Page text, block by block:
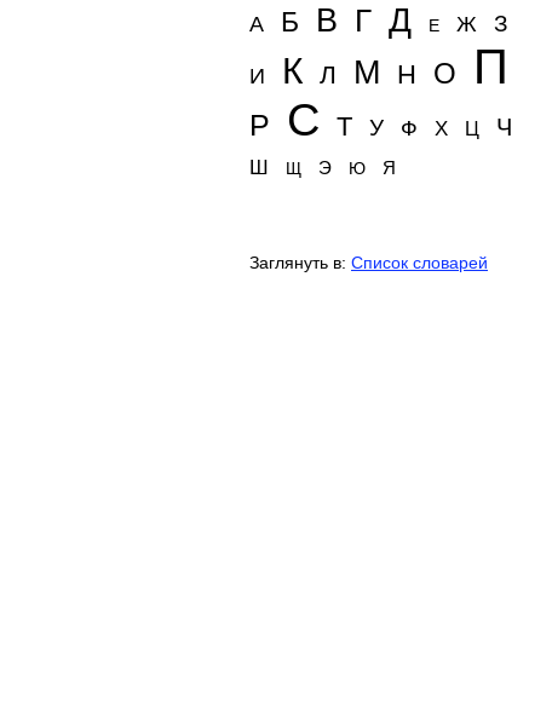
А
Б В Г Д Е Ж З
И К Л М Н О П
Р С Т У Ф Х Ц Ч
Ш Щ Э Ю Я
Заглянуть в: Список словарей